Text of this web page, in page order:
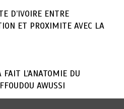
D’IVOIRE ENTRE
ET PROXIMITE AVEC LA
L’ANATOMIE DU
AWUSSI
KAMDEM, LE PASTEUR
LA SCENE AU CAMEROUN